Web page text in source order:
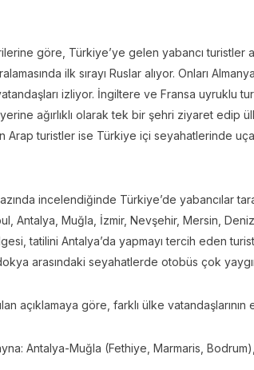
göre, Türkiye’ye gelen yabancı turistler
ilk sırayı Ruslar alıyor. Onları
izliyor. İngiltere ve Fransa uyruklu
ağırlıklı olarak tek bir şehri ziyaret
Arap turistler ise Türkiye içi seyahatlerinde
incelendiğinde Türkiye’de yabancılar
Antalya, Muğla, İzmir, Nevşehir, Mersin,
tatilini Antalya’da yapmayı tercih eden
arasındaki seyahatlerde otobüs çok
açıklamaya göre, farklı ülke vatandaşlarının
Antalya-Muğla (Fethiye, Marmaris,